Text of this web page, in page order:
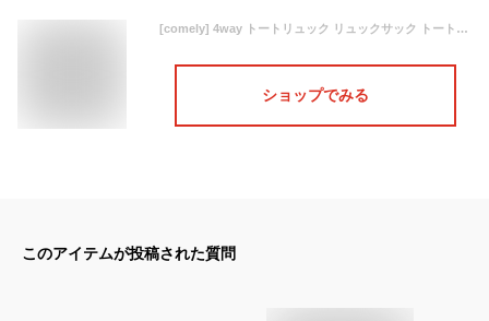
[comely] 4way トートリュック リュックサック トートバッグ ショルダーバッグ ビジネスバッグ 大容量 手提げ 肩がけ ショルダー付き メンズ レディース 15.6型PC対応 キャリーオン USB充電ポートイヤホンホール付き A4 防水 多機能 旅行 おしゃれ 通勤 通学 7131B-Army green+black
ショップでみる
このアイテムが投稿された質問